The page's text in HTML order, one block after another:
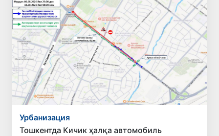
Урбанизация
Тошкентда Кичик ҳалқа автомобиль